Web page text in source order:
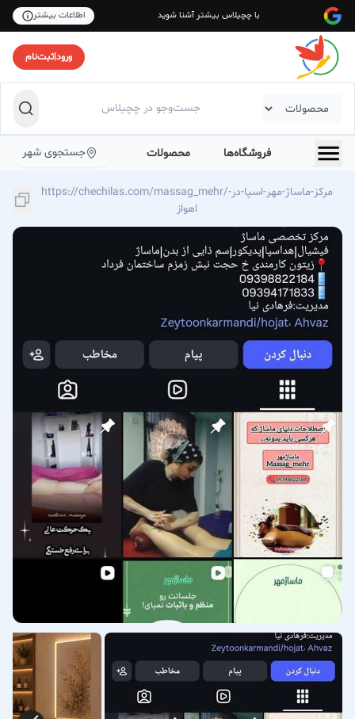
با چچیلاس بیشتر آشنا شوید اطلاعات بیشتر
ورود|ثبت‌نام
فروشگاه‌ها محصولات جستجوی شهر
https://chechilas.com/massag_mehr/مرکز-ماساژ-مهر-اسپا-در-
اهواز